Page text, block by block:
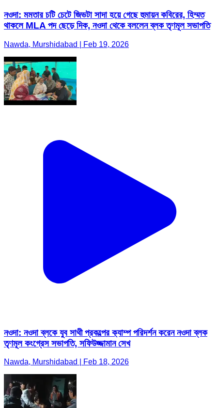
নওদা: মমতার চটি চেটে জিভটা সাদা হয়ে গেছে হুমায়ন কবিরের, হিম্মত
থাকলে MLA পদ ছেড়ে দিক, নওদা থেকে বললেন ব্লক তৃণমূল সভাপতি
Nawda, Murshidabad | Feb 19, 2026
নওদা: নওদা ব্লকে যুব সাথী প্রকল্পের ক‍্যাম্প পরিদর্শন করেন নওদা ব্লক
তৃণমূল কংগ্রেস সভাপতি, সফিউজ্জামান সেখ
Nawda, Murshidabad | Feb 18, 2026